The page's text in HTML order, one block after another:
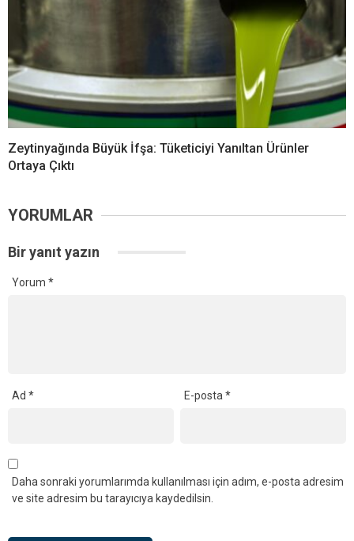
Zeytinyağında Büyük İfşa: Tüketiciyi Yanıltan Ürünler
Ortaya Çıktı
YORUMLAR
Bir yanıt yazın
Yorum *
Ad * E-posta*
Daha sonraki yorumlarımda kullanılması için adım, e-posta adresim
ve site adresim bu tarayıcıya kaydedilsin.